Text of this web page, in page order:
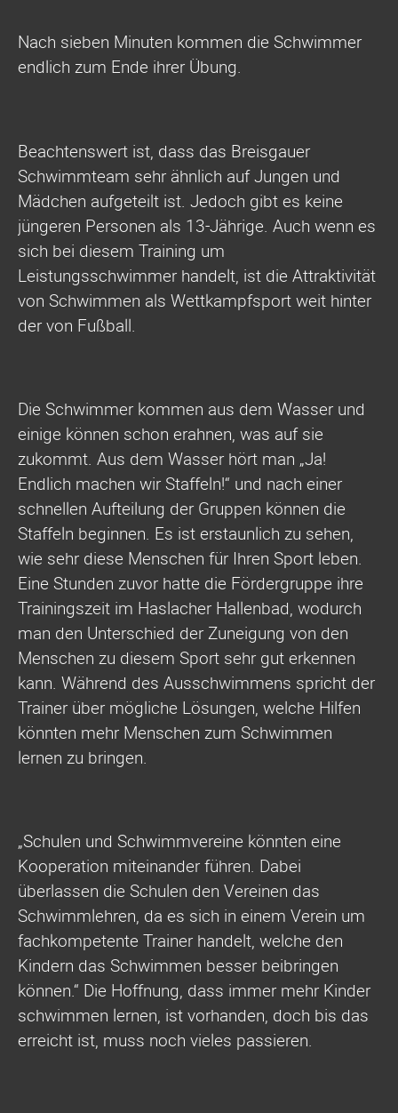
Nach sieben Minuten kommen die Schwimmer
endlich zum Ende ihrer Übung.
Beachtenswert ist, dass das Breisgauer
Schwimmteam sehr ähnlich auf Jungen und
Mädchen aufgeteilt ist. Jedoch gibt es keine
jüngeren Personen als 13-Jährige. Auch wenn es
sich bei diesem Training um
Leistungsschwimmer handelt, ist die Attraktivität
von Schwimmen als Wettkampfsport weit hinter
der von Fußball.
Die Schwimmer kommen aus dem Wasser und
einige können schon erahnen, was auf sie
zukommt. Aus dem Wasser hört man „Ja!
Endlich machen wir Staffeln!“ und nach einer
schnellen Aufteilung der Gruppen können die
Staffeln beginnen. Es ist erstaunlich zu sehen,
wie sehr diese Menschen für Ihren Sport leben.
Eine Stunden zuvor hatte die Fördergruppe ihre
Trainingszeit im Haslacher Hallenbad, wodurch
man den Unterschied der Zuneigung von den
Menschen zu diesem Sport sehr gut erkennen
kann. Während des Ausschwimmens spricht der
Trainer über mögliche Lösungen, welche Hilfen
könnten mehr Menschen zum Schwimmen
lernen zu bringen.
„Schulen und Schwimmvereine könnten eine
Kooperation miteinander führen. Dabei
überlassen die Schulen den Vereinen das
Schwimmlehren, da es sich in einem Verein um
fachkompetente Trainer handelt, welche den
Kindern das Schwimmen besser beibringen
können.“ Die Hoffnung, dass immer mehr Kinder
schwimmen lernen, ist vorhanden, doch bis das
erreicht ist, muss noch vieles passieren.